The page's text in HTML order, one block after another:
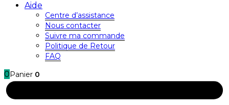
Aide
Centre d’assistance
Nous contacter
Suivre ma commande
Politique de Retour
FAQ
0 Panier 0